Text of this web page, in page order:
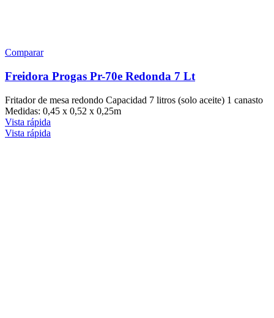
Comparar
Freidora Progas Pr-70e Redonda 7 Lt
Fritador de mesa redondo Capacidad 7 litros (solo aceite) 1 canasto
Medidas: 0,45 x 0,52 x 0,25m
Vista rápida
Vista rápida